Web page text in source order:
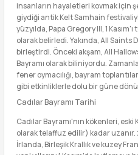
insanların hayaletleri kovmak için
giydiği antik Kelt Samhain
yüzyılda, Papa Gregory III, 1
olarak belirledi. Yakında, All Saints
birleştirdi. Önceki akşam, All
Bayramı olarak biliniyordu.
fener oymacılığı, bayram
gibi etkinliklerle dolu bir güne
Cadılar Bayramı Tarihi
Cadılar Bayramı'nın kökenleri,
olarak telaffuz edilir) kadar
İrlanda, Birleşik Krallık ve kuzey